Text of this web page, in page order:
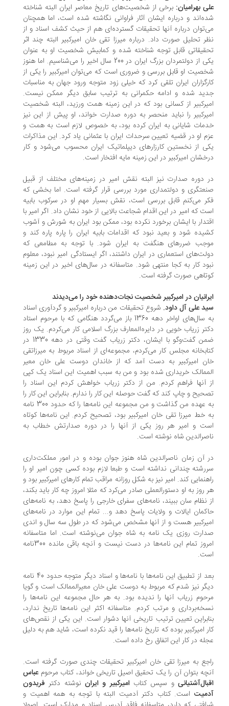
بهرامیان:برخی از شخصیت‌های تاریخ معاصر ایران البته شناخته
و درباره ایشان آثار فراوانی نگاشته شده است، اما همچنان
درباره آنها تحقیقات گسترده‌ای هم از حیث کشف اسناد و از
تحلیل صورت داد. درباره میرزا تقی خان امیرکبیر البته چند اثر
قابل توجه شناخته شده و کمابیش شخصیت او به عنوان
یکی از دولتمردان بزرگ ایران در 200 سال اخیر را می‌شناسیم. اما هنوز
او قابل بررسی و ضروری است که می‌توان امیرکبیر را یکی از
ایران تلقی کرد که خیلی زود متوجه ورود جهان به مناسبات
شده و ادامه حکمرانی به ترتیب سابق دیگر ممکن نیست.
از کسانی بود که در این زمینه همت ورزید، البته شخصیت
را نباید منحصر به دوره صدارت خواند، او پیش از این نیز
شایانی به ایران کرده بود، به خصوص لازم است به همت و
او در قضیه تعیین سرحدات ایران با عثمانی یاد کرد. این مذاکرات
از نخستین کارزارهای دیپلماتیک ایران محسوب می‌شود و کار
امیرکبیر در این زمینه مایه افتخار است.
دوره صدارت نیز البته نقش امیر در زمینه‌های مختلف از قبیل
و دولتمداری مورد بررسی قرار گرفته است. اما بخشی که
می‌کنم قابل بررسی است، نقش بسیار مهم او در سرکوب بابیه
که امیر در این اقدام شجاعت بالایی از خود نشان داد. اگر امیر با
با ایشان برخورد نکرده بود، ممکن بود ایران به شورش و آشوب
شود و بعید نبود که اقدامات بابیه ایران را پاره پاره کند و
ضررهای هنگفت به ایران شود. با توجه به مطامعی که
استعماری در ایران داشتند، اگر ایستادگی امیر نبود، معلوم
کار به کجا منتهی شود. متاسفانه در سال‌های اخیر در این زمینه
صورت گرفته است.
در امیرکبیر شخصیت نجات‌دهنده خود را می‌دیدند
علی آل داود.شروع تحقیقات من درباره امیرکبیر و گردآوری اسناد
به سال‌های اواخر دهه 1360 باز می‌گردد هنگامی که با مرحوم استاد
زریاب خویی در دایره‌المعارف بزرگ اسلامی کار می‌کردم. یک روز
ضمن گفت‌وگو با ایشان، دکتر زریاب گفت وقتی در دهه 1330 در
مجلس کار می‌کردم، مجموعه‌ای از اسناد مربوط به میرزا‌تقی
امیرکبیر به دست آمد که از خاندان دوست علی خان معیر
خریداری شده بود و من به سبب اهمیت این اسناد یک کپی
آنها فراهم کردم. من از دکتر زریاب خواهش کردم این اسناد را
و چاپ کند که گفت حوصله این کار را ندارم. بنابراین این کار را
به عهده من گذاشت و من مجموعه این نامه‌ها را که حدود 300 نامه
خط میرزا تقی خان امیرکبیر بود، تصحیح کردم. این نامه‌ها کوتاه
و امیر هر روز یکی از آنها را در دوره صدارتش خطاب به
شاه نوشته است.
آن زمان ناصرالدین شاه هنوز جوان بوده و در امور مملکت‌داری
چندانی نداشته است و طبعا لازم بوده کسی چون امیر او را
کند. امیر نیز به شکل روزانه مراقب تمام کارهای امیرکبیر بود و
روز به او دستورالعملی صادر می‌کرد که مثلا امروز چه کار باید بکند،
نظام سان ببیند، نامه‌های سفرای خارجی را پاسخ دهد، به نامه‌های
ایالات و ولایات پاسخ دهد و... تمام این موارد در نامه‌های
هست و از آنها مشخص می‌شود که در طول سه سال و اندی
روزی یک نامه به شاه جوان می‌نوشته است. اما متاسفانه
امروز تمام این نامه‌ها در دست نیست و آنچه باقی مانده 300نامه
بعد از تطبیق این نامه‌ها با نامه‌ها و اسناد دیگر متوجه حدود 40 نامه
نیز شدم که مربوط به دوست علی خان معیر‌الممالک است و گویا
زریاب آنها را ندیده بود. به هر حال مجموعه این نامه‌ها را
و مرتب کردم. متاسفانه اکثر این نامه‌ها تاریخ ندارد،
تعیین ترتیب تاریخی آنها دشوار است. این یکی از نقص‌های
امیرکبیر بوده که تاریخ نامه‌ها را قید نکرده است، شاید هم به دلیل
در کار این اتفاق رخ داده است.
به میرزا تقی خان امیرکبیر تحقیقات چندی صورت گرفته است.
بتوان آن را یک تحقیق اصیل تاریخی خواند، کتاب مرحوم عباس
و سپس کتاب امیرکبیر و ایراننوشته دکتر فریدون
است. کتاب دکتر آدمیت البته با توجه به همه اهمیت و